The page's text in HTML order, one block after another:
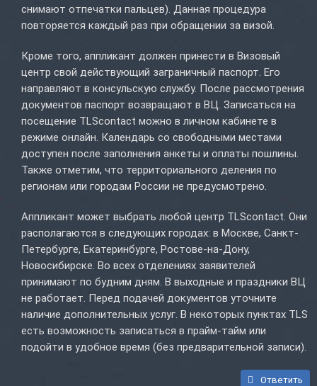
снимают отпечатки пальцев). Данная процедура
повторяется каждый раз при обращении за визой.
Кроме того, аппликант должен принести в Визовый
центр свой действующий заграничный паспорт. Его
направляют в консульскую службу. После рассмотрения
документов паспорт возвращают в ВЦ. Записаться на
посещение TLScontact можно в личном кабинете в
режиме онлайн. Календарь со свободными местами
доступен после заполнения анкеты и оплаты пошлины.
Также отметим, что территориального деления по
регионам или городам России не предусмотрено.
Аппликант может выбрать любой центр TLScontact. Они
располагаются в следующих городах: в Москве, Санкт-
Петербурге, Екатеринбурге, Ростове-на-Дону,
Новосибирске. Во всех отделениях заявителей
принимают по будним дням. В выходные и праздники ВЦ
не работает. Перед подачей документов уточните
наличие дополнительных услуг. В некоторых пунктах TLS
есть возможность записаться в прайм-тайм или
подойти в удобное время (без предварительной записи).
Ответить